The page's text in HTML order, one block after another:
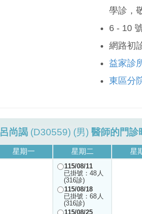
學診，
6 - 10
網路初
益家診
東區分